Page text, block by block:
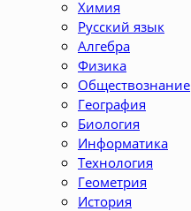
Химия
Русский язык
Алгебра
Физика
Обществознание
География
Биология
Информатика
Технология
Геометрия
История